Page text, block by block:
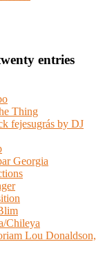
entries
Thing
fejesugrás by DJ
Georgia
Chileya
Lou Donaldson,